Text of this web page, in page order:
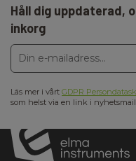
Håll dig uppdaterad,
inkorg
Läs mer i vårt GDPR
som helst via en link i